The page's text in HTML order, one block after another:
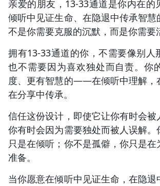
亲爱的朋友，13-33通道是你内在的
倾听中见证生命、在隐退中传承智慧
不是你需要克服的沉默，而是你需要
拥有13-33通道的你，不需要像别人
也不需要因为喜欢独处而自责。你
度、更有智慧的——在倾听中理解，
在分享中传承。
信任这份设计，即使它让你有时会被
你有时会因为需要独处而被人误解
只是在倾听；你不是孤僻，你只是
准备。
当你愿意在倾听中见证生命，在隐退